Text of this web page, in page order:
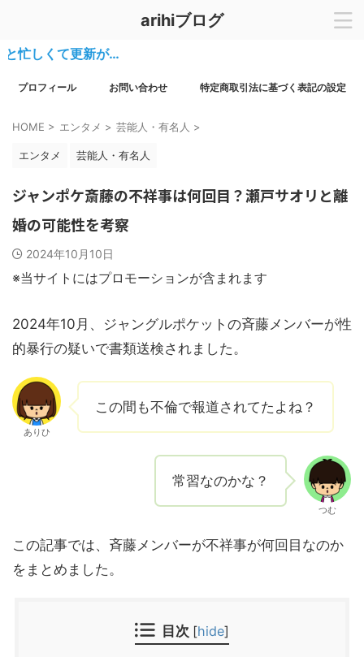
arihiブログ
くて更新が…
プロフィール お問い合わせ 特定商取引法に基づく表記の設定
HOME > エンタメ > 芸能人・有名人 >
エンタメ 芸能人・有名人
ジャンポケ斎藤の不祥事は何回目？瀬戸サオリと離
婚の可能性を考察
2024年10月10日
※当サイトにはプロモーションが含まれます
2024年10月、ジャングルポケットの斉藤メンバーが性
的暴行の疑いで書類送検されました。
ありひ
この間も不倫で報道されてたよね？
常習なのかな？
つむ
この記事では、斉藤メンバーが不祥事が何回目なのか
をまとめました。
目次 [hide]